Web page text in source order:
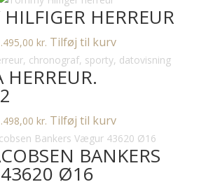
HERREUR
kr. Tilføj til kurv
HERREUR.
kr. Tilføj til kurv
BANKERS
Ø16